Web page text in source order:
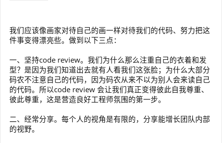
我们应该像画家对待自己的画一样对待我们的代码、努力把这
件事变得漂亮些。做到以下三点：
一、坚持code review。我们为什么那么注重自己的衣着和发
型？是因为我们知道出去就有人看我们这张脸；为什么大部分
码农不注意自己的代码，因为码农从来不以为别人会来读自己
的代码。所以code review 会让我们真正变得彼此自我尊重、
彼此尊重，这是营造良好工程师氛围的第一步。
二、经常分享。每个人的视角是有限的，分享能增长团队内部
的视野。